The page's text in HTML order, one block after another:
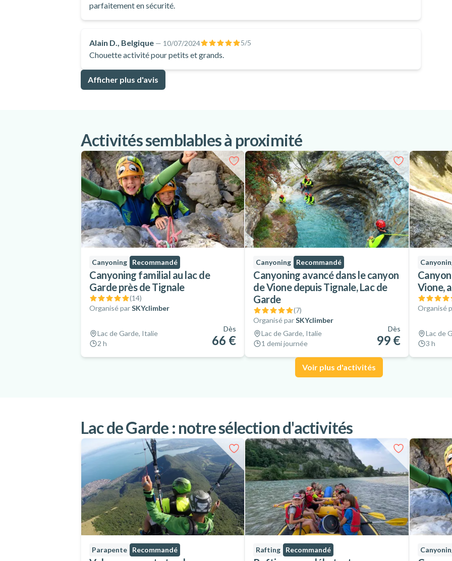
parfaitement en sécurité.
Alain D., Belgique — 10/07/2024 5/5
Chouette activité pour petits et grands.
Afficher plus d'avis
Activités semblables à proximité
Canyoning Recommandé
Canyoning familial au lac de
Garde près de Tignale
(14)
Organisé parSKYclimber
Lac de Garde, Italie
2 h
Dès
66 €
Canyoning Recommandé
Canyoning avancé dans le canyon
de Vione depuis Tignale, Lac de
Garde
(7)
Organisé parSKYclimber
Lac de Garde, Italie
1 demi journée
Dès
99 €
Vione,
Organisé
Lac de
3 h
Voir plus d'activités
Lac de Garde : notre sélection d'activités
Parapente Recommandé Rafting Recommandé